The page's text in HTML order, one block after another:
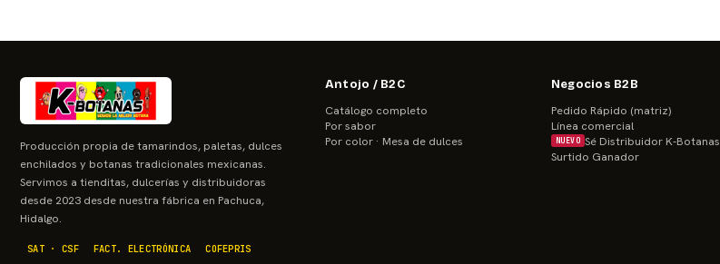
Producción propia de tamarindos, paletas, dulces
enchilados y botanas tradicionales mexicanas.
Servimos a tienditas, dulcerías y distribuidoras
desde 2023 desde nuestra fábrica en Pachuca,
Hidalgo.
SAT · CSF FACT. ELECTRÓNICA COFEPRIS
Antojo / B2C
Catálogo completo
Por sabor
Por color · Mesa de dulces
Negocios B2B
Pedido Rápido (matriz)
Línea comercial
NUEVO Sé Distribuidor K-Botanas
Surtido Ganador